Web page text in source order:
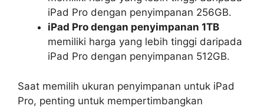
iPad Pro dengan penyimpanan 256GB.
iPad Pro dengan penyimpanan 1TB
memiliki harga yang lebih tinggi daripada
iPad Pro dengan penyimpanan 512GB.
Saat memilih ukuran penyimpanan untuk iPad
Pro, penting untuk mempertimbangkan